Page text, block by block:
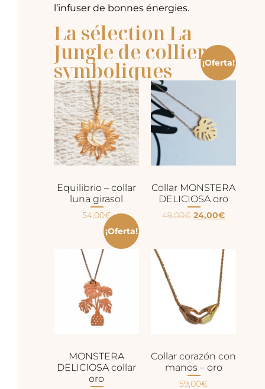
l’infuser de bonnes énergies.
La sélection La
Jungle de colliers
symboliques
Equilibrio – collar
luna girasol
54,00€
¡Oferta!
Collar MONSTERA
DELICIOSA oro
49,00€ 24,00€
¡Oferta!
MONSTERA
DELICIOSA collar
oro
Collar corazón con
manos – oro
59,00€